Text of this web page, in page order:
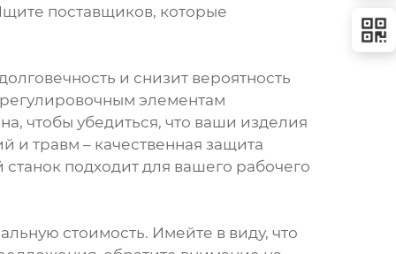
поставщиков, которые
и снизит вероятность
элементам
чтобы убедиться, что ваши изделия
и травм – качественная защита
подходит для вашего рабочего
стоимость. Имейте в виду, что